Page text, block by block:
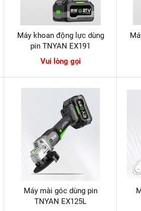
Máy khoan động lực dùng
pin TNYAN EX191
Vui lòng gọi
Máy mài góc dùng pin
TNYAN EX125L